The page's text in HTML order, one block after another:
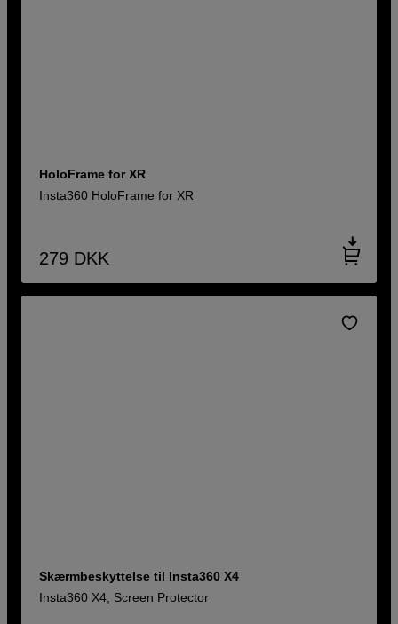
HoloFrame for XR
Insta360 HoloFrame for XR
279 DKK
Skærmbeskyttelse til Insta360 X4
Insta360 X4, Screen Protector